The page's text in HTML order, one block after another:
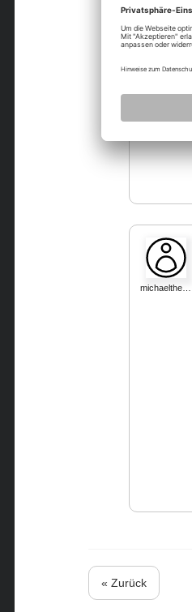
rainer_bue…
michaelthe…
« Zurück